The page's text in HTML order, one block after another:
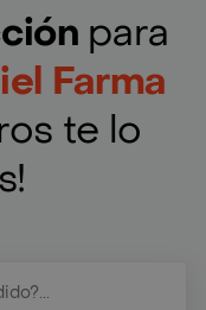
para
Farma
te lo